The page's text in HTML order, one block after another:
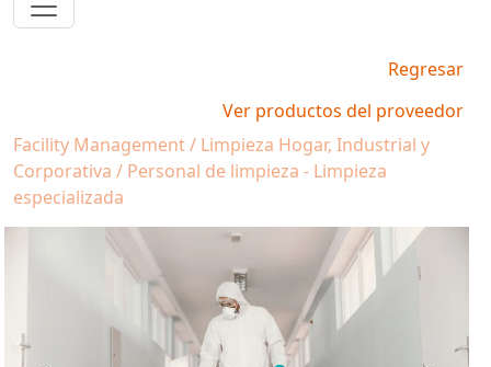
Regresar
Ver productos del proveedor
Facility Management / Limpieza Hogar, Industrial y
Corporativa / Personal de limpieza - Limpieza
especializada